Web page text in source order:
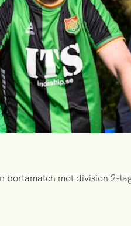
mot division 2-